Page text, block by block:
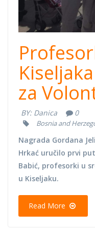
za
BY: Danica 0
Bosnia and
Nagrada Gordana
Hrkać uručilo prvi
Babić, profesorki u
u Kiseljaku.
Read More